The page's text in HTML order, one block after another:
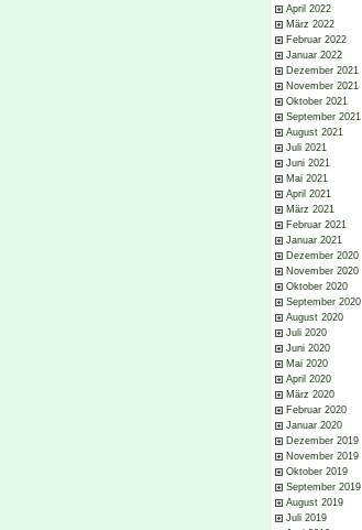
April 2022
März 2022
Februar 2022
Januar 2022
Dezember 2021
November 2021
Oktober 2021
September 2021
August 2021
Juli 2021
Juni 2021
Mai 2021
April 2021
März 2021
Februar 2021
Januar 2021
Dezember 2020
November 2020
Oktober 2020
September 2020
August 2020
Juli 2020
Juni 2020
Mai 2020
April 2020
März 2020
Februar 2020
Januar 2020
Dezember 2019
November 2019
Oktober 2019
September 2019
August 2019
Juli 2019